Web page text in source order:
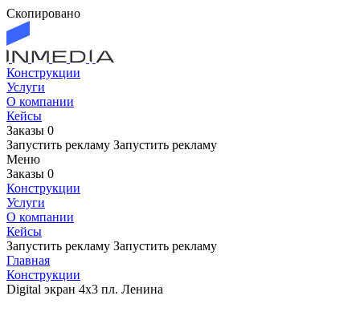
Скопировано
Конструкции
Услуги
О компании
Кейсы
Заказы 0
Запустить рекламу Запустить рекламу
Меню
Заказы 0
Конструкции
Услуги
О компании
Кейсы
Запустить рекламу Запустить рекламу
Главная
Конструкции
Digital экран 4х3 пл. Ленина